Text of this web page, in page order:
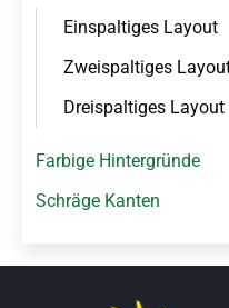
Einspaltiges Layout
Zweispaltiges
Dreispaltiges Layout
Farbige Hintergründe
Schräge Kanten